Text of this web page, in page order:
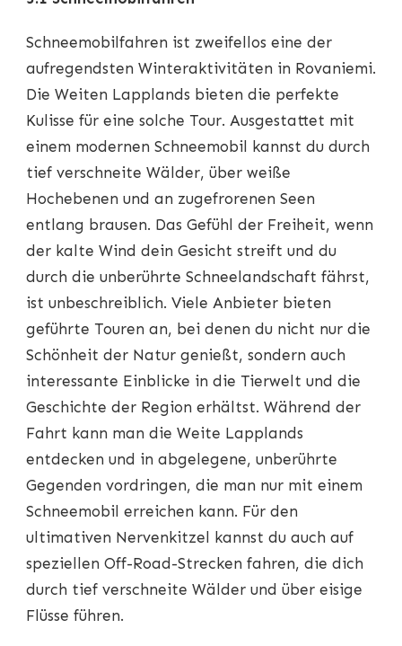
Schneemobilfahren ist zweifellos eine der
aufregendsten Winteraktivitäten in Rovaniemi.
Die Weiten Lapplands bieten die perfekte
Kulisse für eine solche Tour. Ausgestattet mit
einem modernen Schneemobil kannst du durch
tief verschneite Wälder, über weiße
Hochebenen und an zugefrorenen Seen
entlang brausen. Das Gefühl der Freiheit, wenn
der kalte Wind dein Gesicht streift und du
durch die unberührte Schneelandschaft fährst,
ist unbeschreiblich. Viele Anbieter bieten
geführte Touren an, bei denen du nicht nur die
Schönheit der Natur genießt, sondern auch
interessante Einblicke in die Tierwelt und die
Geschichte der Region erhältst. Während der
Fahrt kann man die Weite Lapplands
entdecken und in abgelegene, unberührte
Gegenden vordringen, die man nur mit einem
Schneemobil erreichen kann. Für den
ultimativen Nervenkitzel kannst du auch auf
speziellen Off-Road-Strecken fahren, die dich
durch tief verschneite Wälder und über eisige
Flüsse führen.